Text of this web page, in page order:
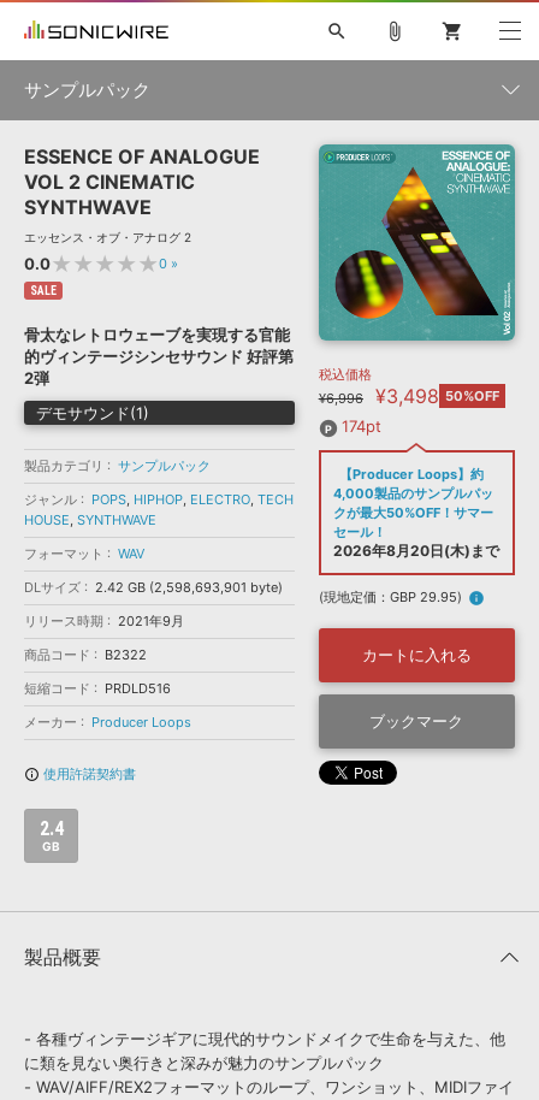
ソフト音源 »
プラグイン・エフェクト »
サンプルパック »
ソフトウェア／ツール »
DAW »
効果音 »
BGM »
キャンペーン »
特集 »
ニュースレター »
SONICWIREブログ »
製品サポート情報 »
DTMガイド »
FAQ »
お問い合わせ »
音楽カード
楽曲配信流通サービス
無償のサウンド管理ソフト
次世代型 ボーカル・エディタ
APS 映像のBGM・セリフを音声分離
search
初音ミク NT 鏡音リン・レン V4X 巡音ルカ V4X
MEIKO V3
KAITO V3
VOCALOID TOONTRACK
SPITFIRE AUDIO
ライセンスフリーBGM
サンプルパックを試そう
ボーカル抜き出し
DUBSTEP
ELECTRONICA
MUTANT
ROUTER.FM
プラグイン・エフェクト
ソフトウェア／ツール DAW 効果音
attach_file shopping_cart
サンプルパック
製品一覧
ジャンル
メーカー
ランキング
ESSENCE OF ANALOGUE
VOL 2 CINEMATIC
SYNTHWAVE
エッセンス・オブ・アナログ 2
0.0★★★★★0 »
SALE
骨太なレトロウェーブを実現する官能
的ヴィンテージシンセサウンド 好評第
2弾
デモサウンド(1)
製品カテゴリ
サンプルパック
ジャンル
POPS, HIPHOP, ELECTRO, TECH
HOUSE, SYNTHWAVE
フォーマット
WAV
DLサイズ
2.42 GB (2,598,693,901 byte)
リリース時期
2021年9月
商品コード
B2322
短縮コード
PRDLD516
メーカー
Producer Loops
info_outline 使用許諾契約書
2.4
GB
税込価格
¥6,996
¥3,498 50%OFF
174pt
【Producer Loops】約
4,000製品のサンプルパッ
クが最大50%OFF！サマー
セール！
2026年8月20日(木)まで
(現地定価：GBP 29.95) info
カートに入れる
ブックマーク
製品概要
- 各種ヴィンテージギアに現代的サウンドメイクで生命を与えた、他
に類を見ない奥行きと深みが魅力のサンプルパック
- WAV/AIFF/REX2フォーマットのループ、ワンショット、MIDIファイ